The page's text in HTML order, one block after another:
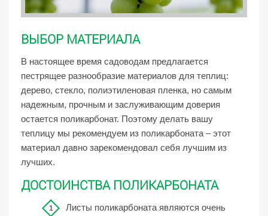
ВЫБОР МАТЕРИАЛА
В настоящее время садоводам предлагается
пестрящее разнообразие материалов для теплиц:
дерево, стекло, полиэтиленовая пленка, но самым
надежным, прочным и заслуживающим доверия
остается поликарбонат. Поэтому делать вашу
теплицу мы рекомендуем из поликарбоната – этот
материал давно зарекомендовал себя лучшим из
лучших.
ДОСТОИНСТВА ПОЛИКАРБОНАТА
Листы поликарбоната являются очень